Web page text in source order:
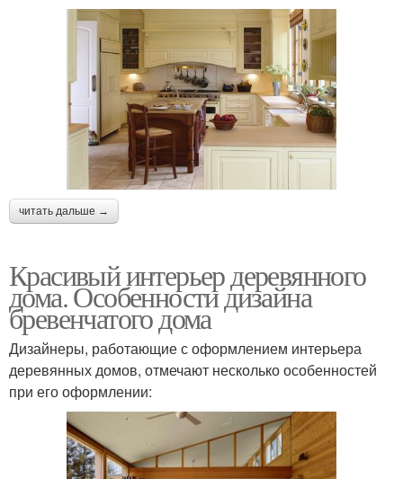
читать дальше →
Красивый интерьер деревянного
дома. Особенности дизайна
бревенчатого дома
Дизайнеры, работающие с оформлением интерьера
деревянных домов, отмечают несколько особенностей
при его оформлении: